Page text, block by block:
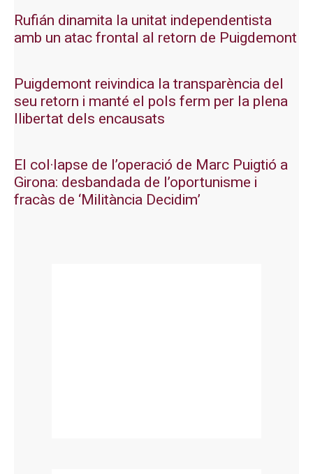
Rufián dinamita la unitat independentista
amb un atac frontal al retorn de Puigdemont
Puigdemont reivindica la transparència del
seu retorn i manté el pols ferm per la plena
llibertat dels encausats
El col·lapse de l’operació de Marc Puigtió a
Girona: desbandada de l’oportunisme i
fracàs de ‘Militància Decidim’